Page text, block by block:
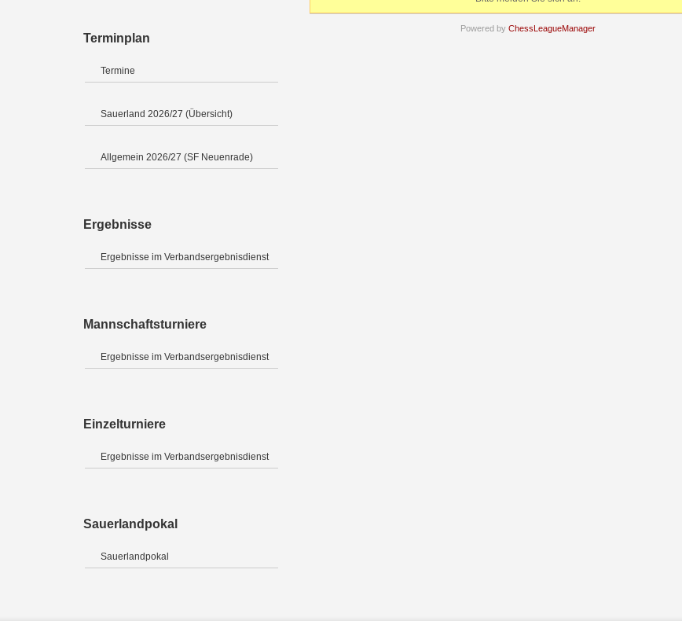
Terminplan
Termine
Sauerland 2026/27 (Übersicht)
Allgemein 2026/27 (SF Neuenrade)
Ergebnisse
Ergebnisse im Verbandsergebnisdienst
Mannschaftsturniere
Ergebnisse im Verbandsergebnisdienst
Einzelturniere
Ergebnisse im Verbandsergebnisdienst
Sauerlandpokal
Sauerlandpokal
Powered by ChessLeagueManager